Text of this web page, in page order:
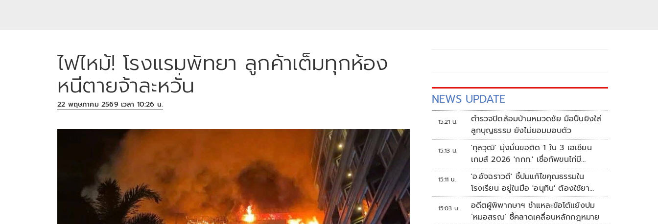
ไฟไหม้! โรงแรมพัทยา ลูกค้าเต็มทุกห้อง
หนีตายจ้าละหวั่น
22 พฤษภาคม 2569 เวลา 10:26 น. NEWS UPDATE
15:21 น.
ตำรวจปิดล้อมบ้านหมวดชัย มือปืนยิงใส่
ลูกบุญธรรม ยังไม่ยอมมอบตัว
15:13 น.
'กุลวุฒิ' มุ่งมั่นขอติด 1 ใน 3 เอเชียน
เกมส์ 2026 'กกท.' เชื่อทัพขนไก่มี
เหรียญแน่
15:11 น.
'อ.อัจฉราวดี' ชี้ปมแก้ไขคุณธรรมใน
โรงเรียน อยู่ในมือ 'อนุทิน' ต้องใช้ยา
แรงกับ ก.ศึกษา เรื่องปืนแค่ปลายเหตุ
15:03 น.
อดีตผู้พิพากษาฯ ชำแหละข้อโต้แย้งปม
‘หมอสรณ’ ชี้คลาดเคลื่อนหลักกฎหมาย